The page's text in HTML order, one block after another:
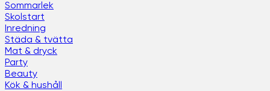
Sommarlek
Skolstart
Inredning
Städa & tvätta
Mat & dryck
Party
Beauty
Kök & hushåll